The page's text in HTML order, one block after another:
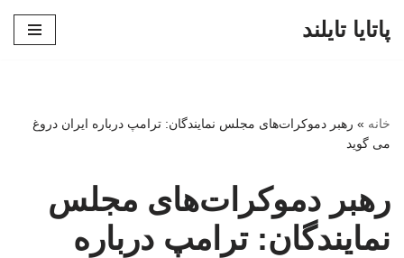
پاتایا تایلند
خانه » رهبر دموکرات‌های مجلس نمایندگان: ترامپ درباره ایران دروغ
می گوید
رهبر دموکرات‌های مجلس
نمایندگان: ترامپ درباره